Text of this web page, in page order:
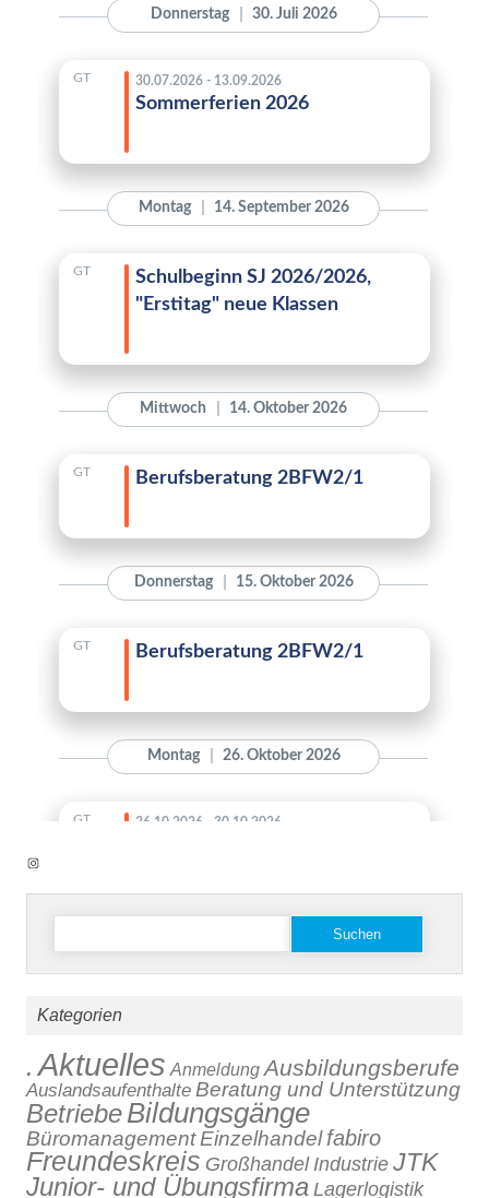
Instagram
Suchen
Kategorien
. Aktuelles Anmeldung Ausbildungsberufe
Auslandsaufenthalte Beratung und Unterstützung
BetriebeBildungsgänge
Büromanagement Einzelhandel fabiro
Freundeskreis Großhandel Industrie JTK
Junior- und Übungsfirma Lagerlogistik